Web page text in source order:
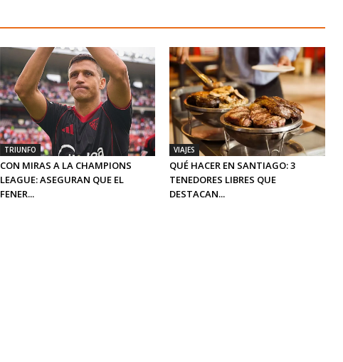
TRIUNFO
CON MIRAS A LA CHAMPIONS
LEAGUE: ASEGURAN QUE EL
FENER...
VIAJES
QUÉ HACER EN SANTIAGO: 3
TENEDORES LIBRES QUE
DESTACAN...